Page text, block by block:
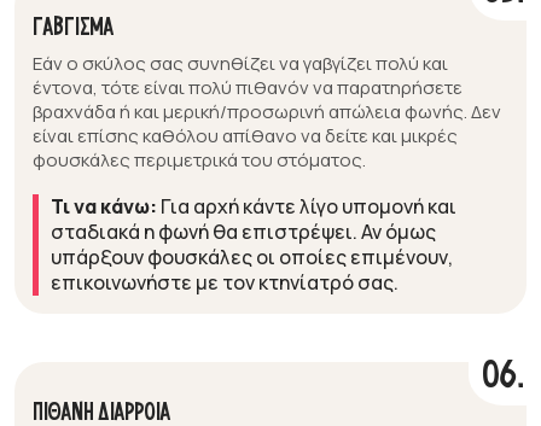
ΓΑΒΓΙΣΜΑ
Εάν ο σκύλος σας συνηθίζει να γαβγίζει πολύ και
έντονα, τότε είναι πολύ πιθανόν να παρατηρήσετε
βραχνάδα ή και μερική/προσωρινή απώλεια φωνής. Δεν
είναι επίσης καθόλου απίθανο να δείτε και μικρές
φουσκάλες περιμετρικά του στόματος.
Τι να κάνω: Για αρχή κάντε λίγο υπομονή και
σταδιακά η φωνή θα επιστρέψει. Αν όμως
υπάρξουν φουσκάλες οι οποίες επιμένουν,
επικοινωνήστε με τον κτηνίατρό σας.
06.
ΠΙΘΑΝΗ ΔΙΑΡΡΟΙΑ